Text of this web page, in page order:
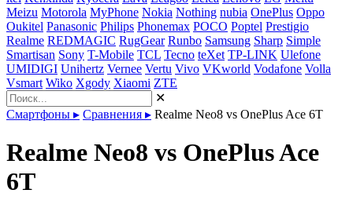
Meizu Motorola MyPhone Nokia Nothing nubia OnePlus Oppo
Oukitel Panasonic Philips Phonemax POCO Poptel Prestigio
Realme REDMAGIC RugGear Runbo Samsung Sharp Simple
Smartisan Sony T-Mobile TCL Tecno teXet TP-LINK Ulefone
UMIDIGI Unihertz Vernee Vertu Vivo VKworld Vodafone Volla
Vsmart Wiko Xgody Xiaomi ZTE
✕
Смартфоны ▸ Сравнения ▸ Realme Neo8 vs OnePlus Ace 6T
Realme Neo8 vs OnePlus Ace
6T